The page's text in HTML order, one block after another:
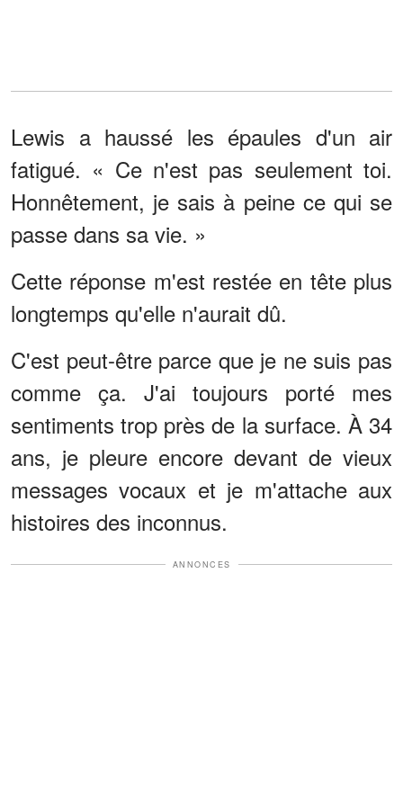
Lewis a haussé les épaules d'un air
fatigué. « Ce n'est pas seulement toi.
Honnêtement, je sais à peine ce qui se
passe dans sa vie. »
Cette réponse m'est restée en tête plus
longtemps qu'elle n'aurait dû.
C'est peut-être parce que je ne suis pas
comme ça. J'ai toujours porté mes
sentiments trop près de la surface. À 34
ans, je pleure encore devant de vieux
messages vocaux et je m'attache aux
histoires des inconnus.
ANNONCES